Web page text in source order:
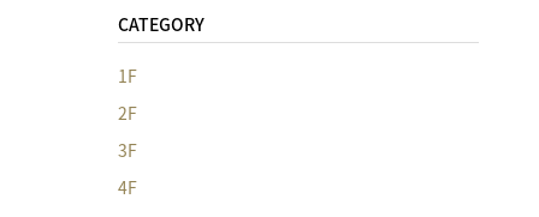
CATEGORY
1F
2F
3F
4F